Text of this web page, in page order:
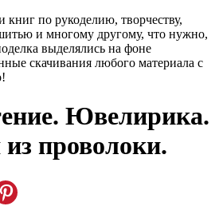
книг по рукоделию, творчеству,
и многому другому, что нужно,
выделялись на фоне
скачивания любого материала с
Ювелирика.
проволоки.